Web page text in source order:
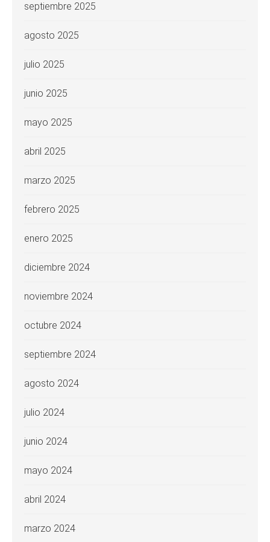
septiembre 2025
agosto 2025
julio 2025
junio 2025
mayo 2025
abril 2025
marzo 2025
febrero 2025
enero 2025
diciembre 2024
noviembre 2024
octubre 2024
septiembre 2024
agosto 2024
julio 2024
junio 2024
mayo 2024
abril 2024
marzo 2024